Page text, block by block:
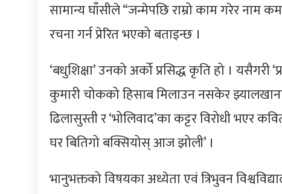
सामान्य घाँसीले “जन्मेपछि राम्रो काम गरेर नाम
रचना गर्न प्रेरित भएको बताइन्छ ।
‘बधुशिक्षा’ उनको अर्को प्रसिद्ध कृति हो । यसैगरी
कुमारी चोकको हिसाब मिलाउन नसकेर
ढिलासुस्ती र ‘भोलिवाद’का कट्टर विरोधी भएर
घर बितिगो बक्सियोस् आज झोली’ ।
भानुभक्तको विषयका अध्येता एवं त्रिभुवन